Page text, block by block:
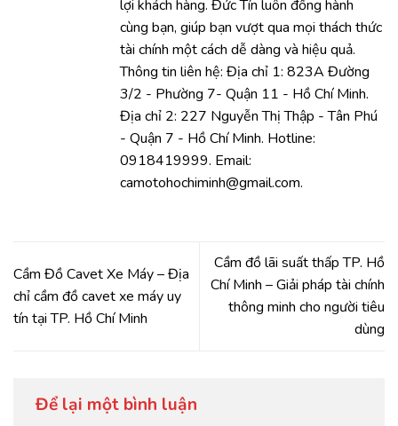
lợi khách hàng. Đức Tín luôn đồng hành
cùng bạn, giúp bạn vượt qua mọi thách thức
tài chính một cách dễ dàng và hiệu quả.
Thông tin liên hệ: Địa chỉ 1: 823A Đường
3/2 - Phường 7- Quận 11 - Hồ Chí Minh.
Địa chỉ 2: 227 Nguyễn Thị Thập - Tân Phú
- Quận 7 - Hồ Chí Minh. Hotline:
0918419999. Email:
camotohochiminh@gmail.com.
Cầm Đồ Cavet Xe Máy – Địa
chỉ cầm đồ cavet xe máy uy
tín tại TP. Hồ Chí Minh
Cầm đồ lãi suất thấp TP. Hồ
Chí Minh – Giải pháp tài chính
thông minh cho người tiêu
dùng
Để lại một bình luận